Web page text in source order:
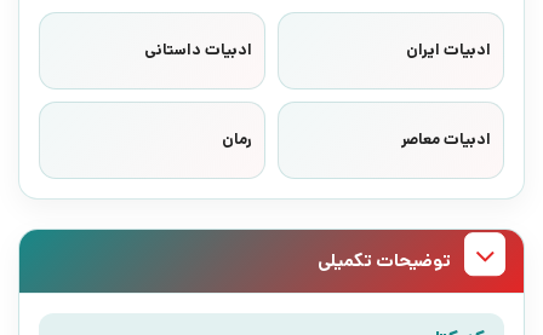
ادبیات ایران ادبیات داستانی
ادبیات معاصر رمان
توضیحات تکمیلی